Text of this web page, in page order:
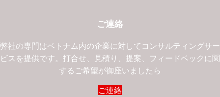
ご連絡
弊社の専門はベトナム内の企業に対してコンサルティングサー
ビスを提供です。打合せ、見積り、提案、フィードベックに関
するご希望が御座いましたら
ご連絡